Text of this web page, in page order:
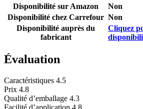
Disponibilité sur Amazon
Non
Disponibilité chez Carrefour Non
Disponibilité auprès du
fabricant
Cliquez
Évaluation
Caractéristiques 4.5
Prix 4.8
Qualité d’emballage 4.3